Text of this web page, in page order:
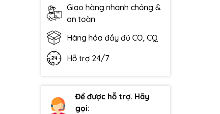
Giao hàng nhanh chóng &
an toàn
Hàng hóa đầy đủ CO, CQ
Hỗ trợ 24/7
Để được hỗ trợ. Hãy
gọi: